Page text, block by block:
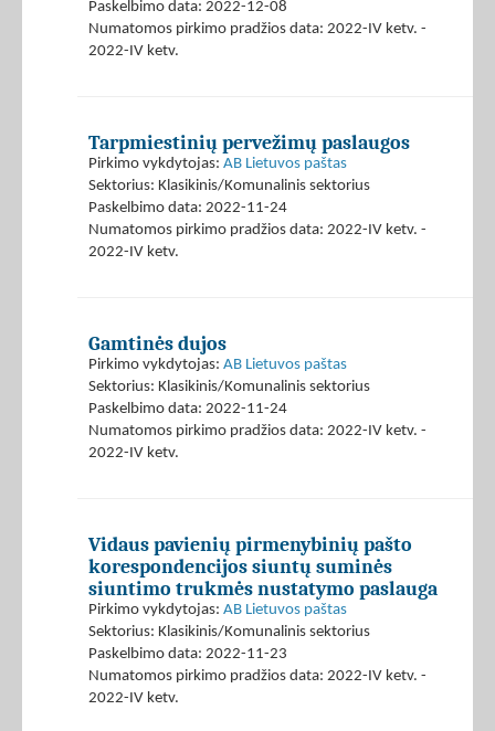
Paskelbimo data: 2022-12-08
Numatomos pirkimo pradžios data: 2022-IV ketv. -
2022-IV ketv.
Tarpmiestinių pervežimų paslaugos
Pirkimo vykdytojas: AB Lietuvos paštas
Sektorius: Klasikinis/Komunalinis sektorius
Paskelbimo data: 2022-11-24
Numatomos pirkimo pradžios data: 2022-IV ketv. -
2022-IV ketv.
Gamtinės dujos
Pirkimo vykdytojas: AB Lietuvos paštas
Sektorius: Klasikinis/Komunalinis sektorius
Paskelbimo data: 2022-11-24
Numatomos pirkimo pradžios data: 2022-IV ketv. -
2022-IV ketv.
Vidaus pavienių pirmenybinių pašto
korespondencijos siuntų suminės
siuntimo trukmės nustatymo paslauga
Pirkimo vykdytojas: AB Lietuvos paštas
Sektorius: Klasikinis/Komunalinis sektorius
Paskelbimo data: 2022-11-23
Numatomos pirkimo pradžios data: 2022-IV ketv. -
2022-IV ketv.